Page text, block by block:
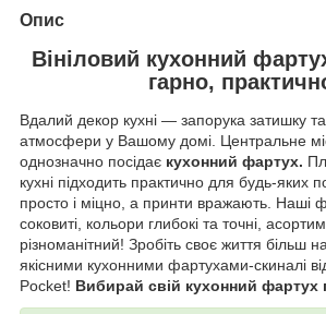
Опис
Вініловий кухонний
гарно,
Вдалий декор кухні — запорука затишку
атмосфери у Вашому домі. Центральне
однозначно посідає кухонний фартух.
кухні підходить практично для будь-яких
просто і міцно, а принти вражають. Наші
соковиті, кольори глибокі та точні,
різноманітний! Зробіть своє життя більш
якісними кухонними фартухами-скиналі
Pocket! Вибирай свій кухонний фартух